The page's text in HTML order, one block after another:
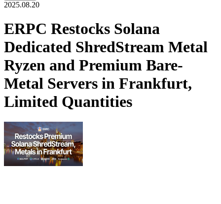
2025.08.20
ERPC Restocks Solana
Dedicated ShredStream Metal
Ryzen and Premium Bare-
Metal Servers in Frankfurt,
Limited Quantities